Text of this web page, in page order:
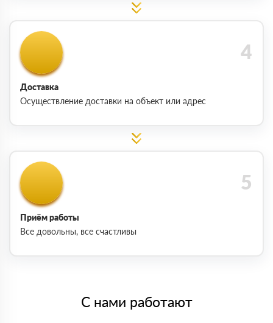
Доставка
Осуществление доставки на объект или адрес
Приём работы
Все довольны, все счастливы
С нами работают